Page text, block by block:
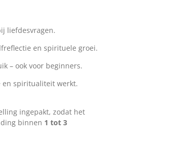
liefdesvragen.
en spirituele groei.
– ook voor beginners.
en spiritualiteit werkt.
ingepakt, zodat het
binnen 1 tot 3